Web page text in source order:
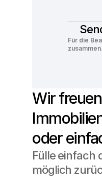
Für die
Wir
oder
Fülle einfach
möglich